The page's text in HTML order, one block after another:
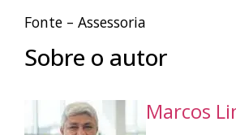
Fonte – Assessoria
Sobre o autor
Marcos